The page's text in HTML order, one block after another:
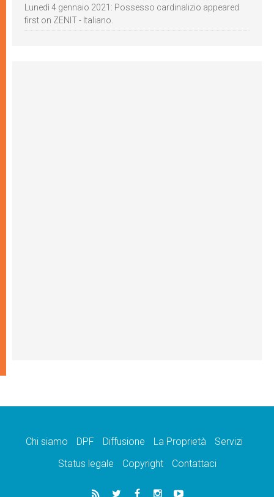
Lunedì 4 gennaio 2021: Possesso cardinalizio appeared
first on ZENIT - Italiano.
Chi siamo DPF Diffusione La Proprietà
Servizi
Status legale
Copyright Contattaci